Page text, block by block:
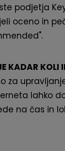
podjetja
oceno in
KADAR KOLI
za
lahko
na čas in